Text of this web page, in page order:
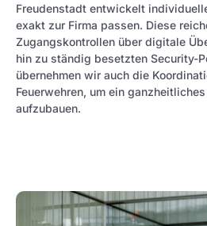
Freudenstadt entwickelt
exakt zur Firma passen. Diese
Zugangskontrollen über digitale
hin zu ständig besetzten Security-
übernehmen wir auch die
Feuerwehren, um ein
aufzubauen.